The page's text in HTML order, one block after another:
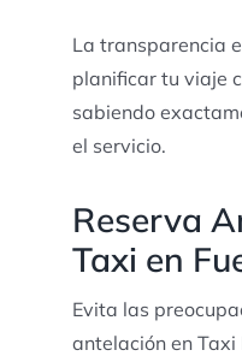
La transparencia
planificar tu viaje
sabiendo
el servicio.
Reserva
Taxi en
Evita las
antelación en